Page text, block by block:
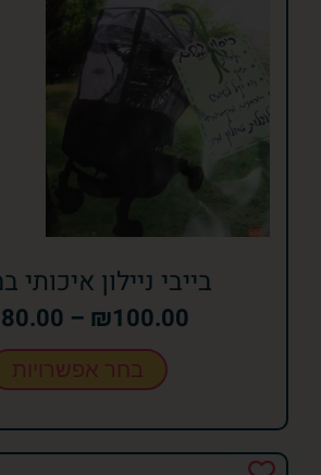
בייבי ניילון איכותי
₪100.00
–
בחר אפשרויות